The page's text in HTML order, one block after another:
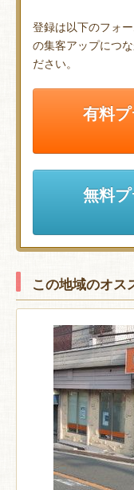
登録は以下のフォ
の集客アップにつ
ださい。
有料
無料
この地域のオス